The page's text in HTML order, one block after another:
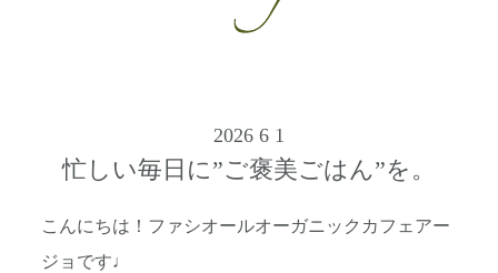
す。
2026 6 1
忙しい毎日に”ご褒美ごはん”を。
こんにちは！ファシオールオーガニックカフェアー
ジョです♩